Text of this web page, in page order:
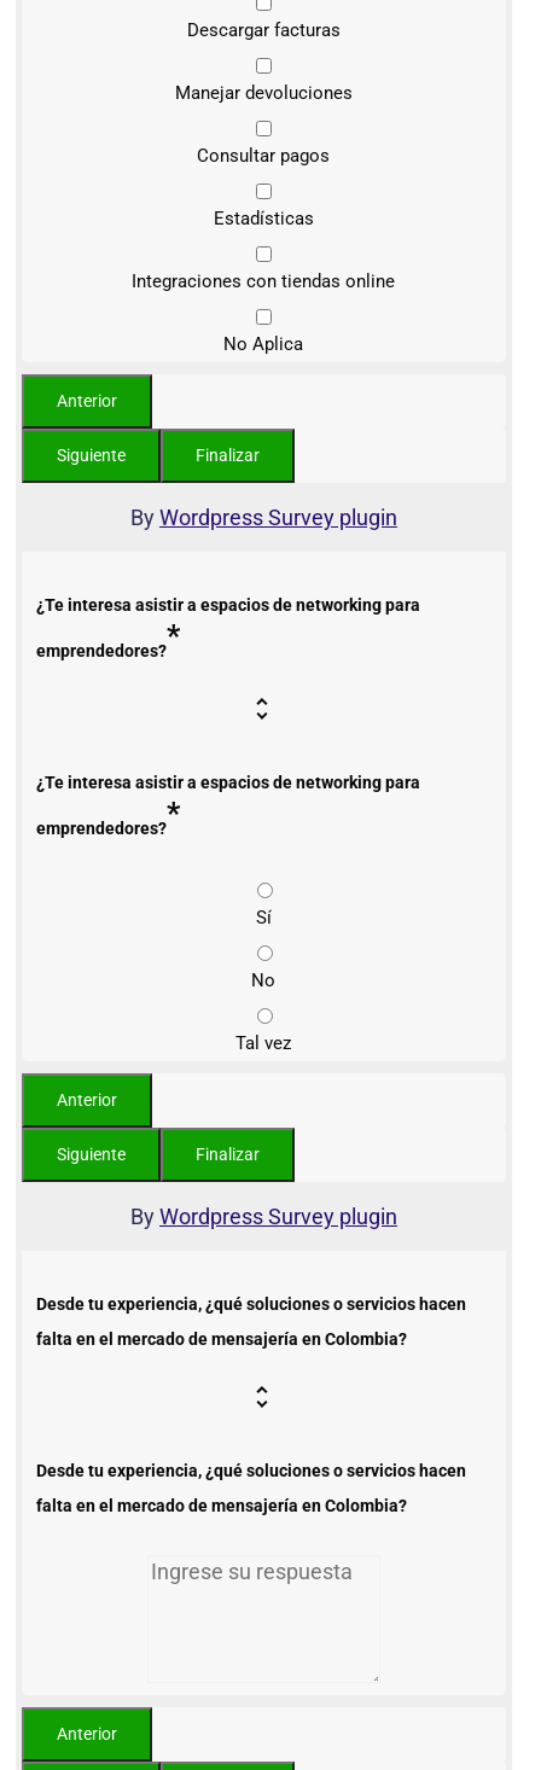
Descargar facturas
Manejar devoluciones
Consultar pagos
Estadísticas
Integraciones con tiendas online
No Aplica
ByWordpress Survey plugin
¿Te interesa asistir a espacios de networking para
emprendedores?*
¿Te interesa asistir a espacios de networking para
emprendedores?*
Sí
No
Tal vez
ByWordpress Survey plugin
Desde tu experiencia, ¿qué soluciones o servicios hacen
falta en el mercado de mensajería en Colombia?
Desde tu experiencia, ¿qué soluciones o servicios hacen
falta en el mercado de mensajería en Colombia?